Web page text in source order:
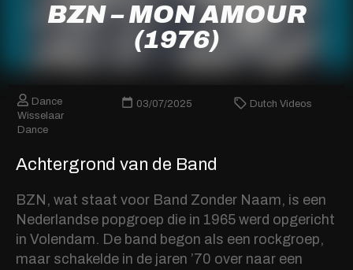
BZN – MON AMOUR
(1976)
Dance
Wisselaar
Dance
03/07/2025 Dutch Videos
Achtergrond van de Band
BZN, wat staat voor Band Zonder Naam, is een
Nederlandse popgroep die in 1965 werd opgericht
in Volendam. De band begon als een rockgroep,
maar schakelde in de jaren ’70 over naar een